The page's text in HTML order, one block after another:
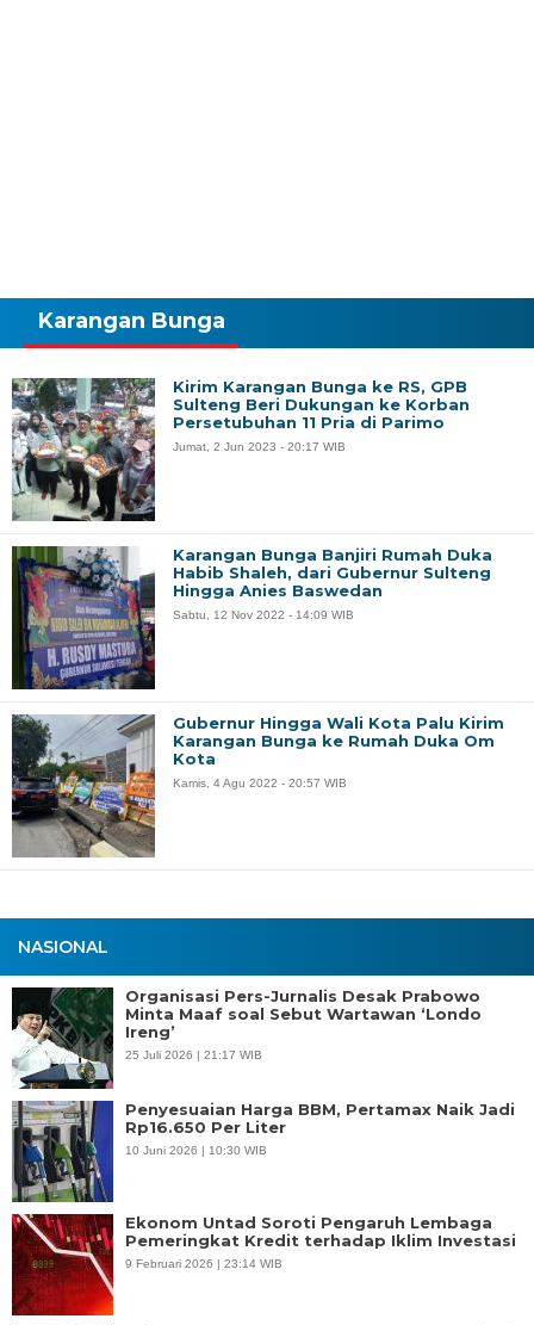
NASIONAL
Organisasi Pers-Jurnalis Desak Prabowo
Minta Maaf soal Sebut Wartawan ‘Londo
Ireng’
25 Juli 2026 | 21:17 WIB
Penyesuaian Harga BBM, Pertamax Naik Jadi
Rp16.650 Per Liter
10 Juni 2026 | 10:30 WIB
Ekonom Untad Soroti Pengaruh Lembaga
Pemeringkat Kredit terhadap Iklim Investasi
9 Februari 2026 | 23:14 WIB
Karangan Bunga
Kirim Karangan Bunga ke RS, GPB
Sulteng Beri Dukungan ke Korban
Persetubuhan 11 Pria di Parimo
Jumat, 2 Jun 2023 - 20:17 WIB
Karangan Bunga Banjiri Rumah Duka
Habib Shaleh, dari Gubernur Sulteng
Hingga Anies Baswedan
Sabtu, 12 Nov 2022 - 14:09 WIB
Gubernur Hingga Wali Kota Palu Kirim
Karangan Bunga ke Rumah Duka Om
Kota
Kamis, 4 Agu 2022 - 20:57 WIB